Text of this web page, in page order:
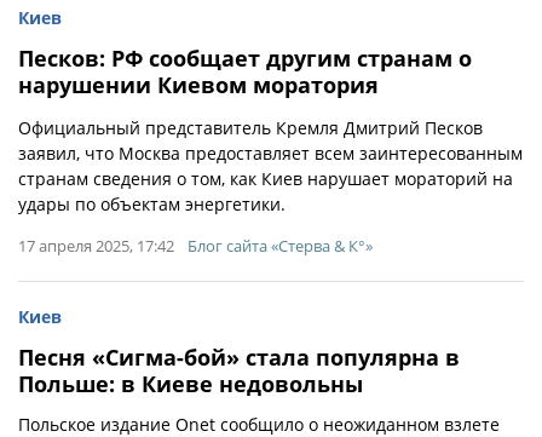
Киев
Песков: РФ сообщает другим странам о
нарушении Киевом моратория
Официальный представитель Кремля Дмитрий Песков
заявил, что Москва предоставляет всем заинтересованным
странам сведения о том, как Киев нарушает мораторий на
удары по объектам энергетики.
17 апреля 2025, 17:42 Блог сайта «Стерва & К°»
Киев
Песня «Сигма-бой» стала популярна в
Польше: в Киеве недовольны
Польское издание Onet сообщило о неожиданном взлете